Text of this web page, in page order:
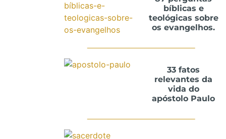
bíblicas e
teológicas sobre
os evangelhos.
33 fatos
relevantes da
vida do
apóstolo Paulo